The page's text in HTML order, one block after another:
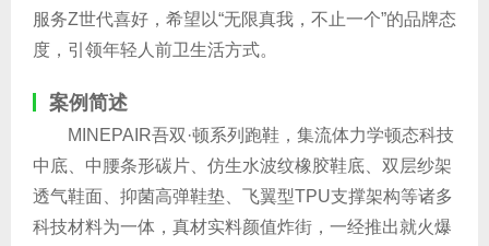
服务Z世代喜好，希望以“无限真我，不止一个”的品牌态
度，引领年轻人前卫生活方式。
案例简述
MINEPAIR吾双·顿系列跑鞋，集流体力学顿态科技
中底、中腰条形碳片、仿生水波纹橡胶鞋底、双层纱架
透气鞋面、抑菌高弹鞋垫、飞翼型TPU支撑架构等诸多
科技材料为一体，真材实料颜值炸街，一经推出就火爆